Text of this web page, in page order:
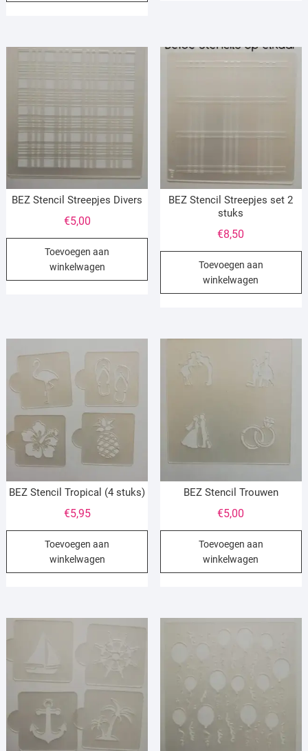
BEZ Stencil Streepjes Divers
€5,00
Toevoegen aan
winkelwagen
BEZ Stencil Streepjes set 2
stuks
€8,50
Toevoegen aan
winkelwagen
BEZ Stencil Tropical (4 stuks)
€5,95
Toevoegen aan
winkelwagen
BEZ Stencil Trouwen
€5,00
Toevoegen aan
winkelwagen